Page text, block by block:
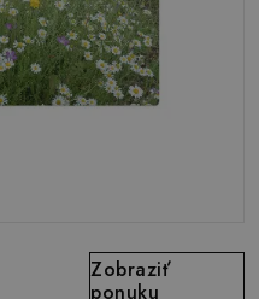
Zobraziť
ponuku